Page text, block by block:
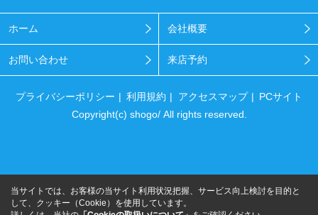
ホーム 会社概要
お問い合わせ 来店予約
プライバシーポリシー 利用規約 アクセスマップ
PCサイト
Copyright(c) shogo/ All rights reserved.
当サイトでは、お客様の当サイト利用状況把握、サービス向上検討を目的と
して、クッキー（Cookie）を使用しています。